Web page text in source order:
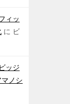
ィッ
に ビ
ッジ
マノシ